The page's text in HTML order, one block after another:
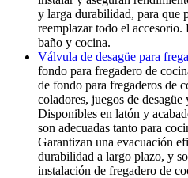
y larga durabilidad, para que
reemplazar todo el accesorio.
baño y cocina.
Válvula de desagüe para
fondo para fregadero de
de fondo para fregaderos de
coladores, juegos de desagüe
Disponibles en latón y
son adecuadas tanto para
Garantizan una evacuación
durabilidad a largo plazo, y
instalación de fregadero de